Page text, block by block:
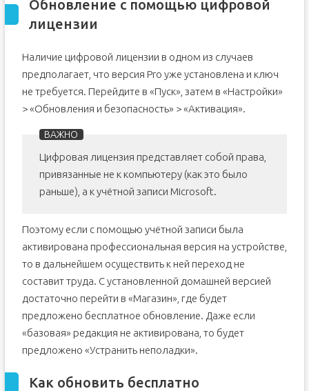
Обновление с помощью цифровой
лицензии
Наличие цифровой лицензии в одном из случаев
предполагает, что версия Pro уже установлена и ключ
не требуется. Перейдите в «Пуск», затем в «Настройки»
> «Обновления и безопасность» > «Активация».
Цифровая лицензия представляет собой права,
привязанные не к компьютеру (как это было
раньше), а к учётной записи Microsoft.
Поэтому если с помощью учётной записи была
активирована профессиональная версия на устройстве,
то в дальнейшем осуществить к ней переход не
составит труда. С установленной домашней версией
достаточно перейти в «Магазин», где будет
предложено бесплатное обновление. Даже если
«базовая» редакция не активирована, то будет
предложено «Устранить неполадки».
Как обновить бесплатно